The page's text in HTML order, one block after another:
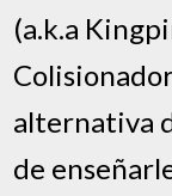
(a.k.a
alternativa
de